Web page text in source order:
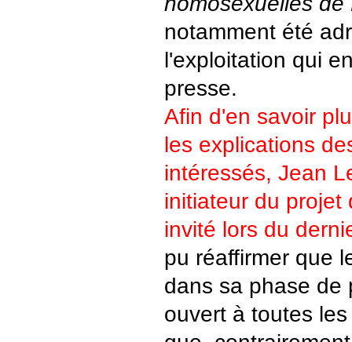
notamment été
l'exploitation qui
presse.
Afin d'en savoir
les explications
intéressés, Jean
initiateur du projet
invité lors du
pu réaffirmer que
dans sa phase de
ouvert à toutes